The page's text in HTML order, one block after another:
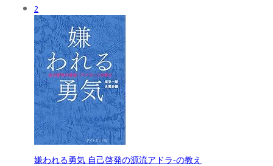
2
嫌われる勇気 自己啓発の源流アドラ-の教え